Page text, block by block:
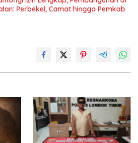
Perbekel, Camat hingga Pemkab